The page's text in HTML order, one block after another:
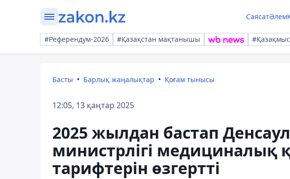
СаясатӘлем
#Референдум-2026 #Қазақстан мақтанышы #Қазақмыс
Басты Барлық жаңалықтар Қоғам тынысы
12:05, 13 қаңтар 2025
2025 жылдан бастап
министрлігі медициналық
тарифтерін өзгертті